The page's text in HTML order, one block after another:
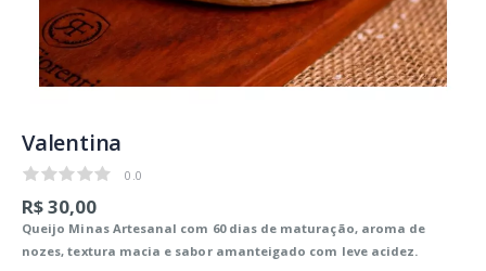
Valentina
0.0
0.0
R$ 30,00
Queijo Minas Artesanal com 60 dias de maturação, aroma de
nozes, textura macia e sabor amanteigado com leve acidez.